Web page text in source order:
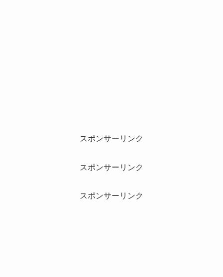
スポンサーリンク
スポンサーリンク
スポンサーリンク